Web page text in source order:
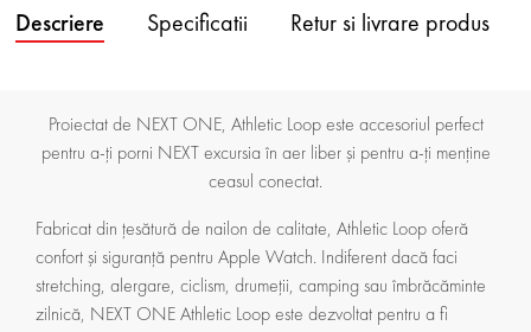
Descriere Specificatii Retur si livrare produs
Proiectat de NEXT ONE, Athletic Loop este accesoriul perfect
pentru a-ți porni NEXT excursia în aer liber și pentru a-ți menține
ceasul conectat.
Fabricat din țesătură de nailon de calitate, Athletic Loop oferă
confort și siguranță pentru Apple Watch. Indiferent dacă faci
stretching, alergare, ciclism, drumeții, camping sau îmbrăcăminte
zilnică, NEXT ONE Athletic Loop este dezvoltat pentru a fi